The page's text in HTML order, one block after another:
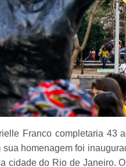
Franco completaria 43
sua homenagem foi
cidade do Rio de Janeiro.